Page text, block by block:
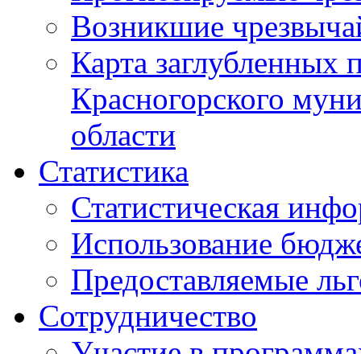
Возникшие
Карта
Красногорского
области
Статистика
Статистическая
Использование
Предоставляемые
Сотрудничество